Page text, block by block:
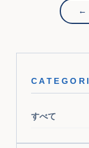
←
すべて